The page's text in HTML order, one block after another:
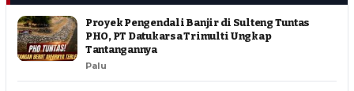
Proyek Pengendali Banjir di Sulteng Tuntas
PHO, PT Datukarsa Trimulti Ungkap
Tantangannya
Palu